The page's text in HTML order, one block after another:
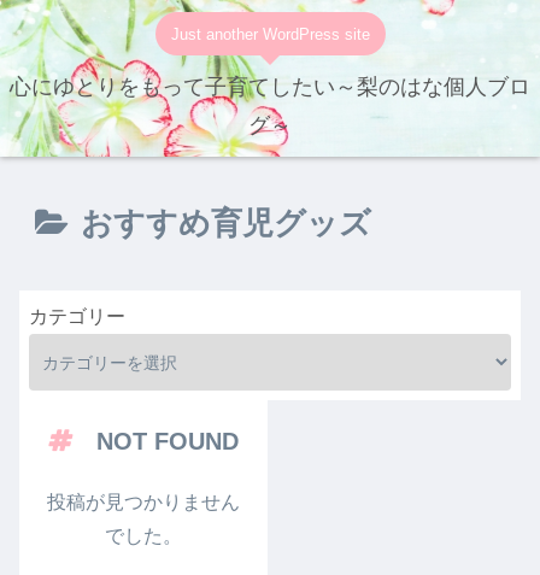
Just another WordPress site
心にゆとりをもって子育てしたい～梨のはな個人ブロ
グ～
おすすめ育児グッズ
カテゴリー
NOT FOUND
投稿が見つかりません
でした。